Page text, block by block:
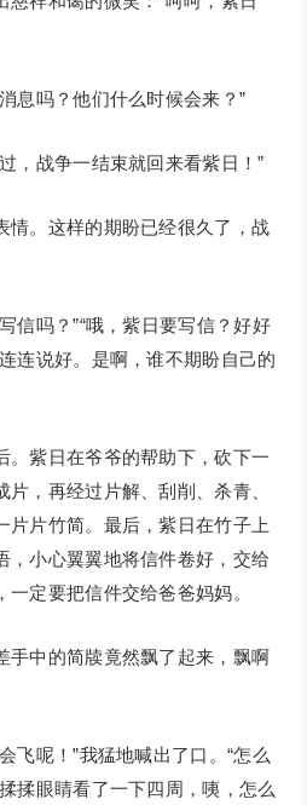
吗？他们什么时候会来？”
战争一结束就回来看紫日！”
。这样的期盼已经很久了，战
吗？”“哦，紫日要写信？好好
连说好。是啊，谁不期盼自己的
紫日在爷爷的帮助下，砍下一
，再经过片解、刮削、杀青、
片片竹简。最后，紫日在竹子上
，小心翼翼地将信件卷好，交给
定要把信件交给爸爸妈妈。
中的简牍竟然飘了起来，飘啊
呢！”我猛地喊出了口。“怎么
揉眼睛看了一下四周，咦，怎么